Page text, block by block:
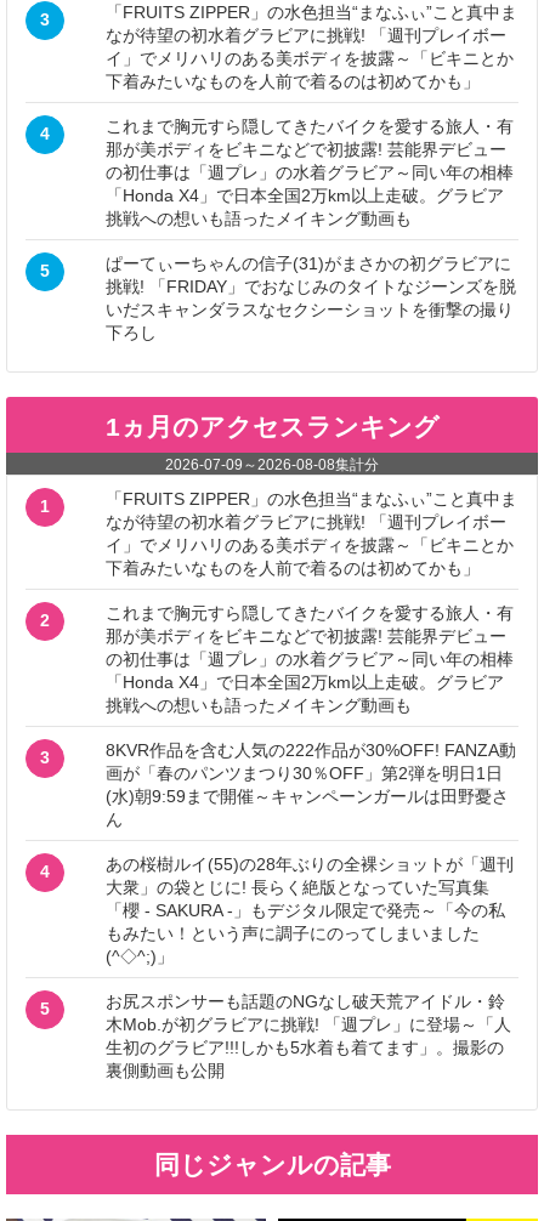
3
「FRUITS ZIPPER」の水色担当“まなふぃ”こと真中ま
なが待望の初水着グラビアに挑戦! 「週刊プレイボー
イ」でメリハリのある美ボディを披露～「ビキニとか
下着みたいなものを人前で着るのは初めてかも」
4
これまで胸元すら隠してきたバイクを愛する旅人・有
那が美ボディをビキニなどで初披露! 芸能界デビュー
の初仕事は「週プレ」の水着グラビア～同い年の相棒
「Honda X4」で日本全国2万km以上走破。グラビア
挑戦への想いも語ったメイキング動画も
5
ぱーてぃーちゃんの信子(31)がまさかの初グラビアに
挑戦! 「FRIDAY」でおなじみのタイトなジーンズを脱
いだスキャンダラスなセクシーショットを衝撃の撮り
下ろし
1ヵ月のアクセスランキング
2026-07-09 ～ 2026-08-08集計分
1
「FRUITS ZIPPER」の水色担当“まなふぃ”こと真中ま
なが待望の初水着グラビアに挑戦! 「週刊プレイボー
イ」でメリハリのある美ボディを披露～「ビキニとか
下着みたいなものを人前で着るのは初めてかも」
2
これまで胸元すら隠してきたバイクを愛する旅人・有
那が美ボディをビキニなどで初披露! 芸能界デビュー
の初仕事は「週プレ」の水着グラビア～同い年の相棒
「Honda X4」で日本全国2万km以上走破。グラビア
挑戦への想いも語ったメイキング動画も
3
8KVR作品を含む人気の222作品が30%OFF! FANZA動
画が「春のパンツまつり30％OFF」第2弾を明日1日
(水)朝9:59まで開催～キャンペーンガールは田野憂さ
ん
4
あの桜樹ルイ(55)の28年ぶりの全裸ショットが「週刊
大衆」の袋とじに! 長らく絶版となっていた写真集
「櫻 - SAKURA -」もデジタル限定で発売～「今の私
もみたい！という声に調子にのってしまいました
(^◇^;)」
5
お尻スポンサーも話題のNGなし破天荒アイドル・鈴
木Mob.が初グラビアに挑戦! 「週プレ」に登場～「人
生初のグラビア!!!しかも5水着も着てます」。撮影の
裏側動画も公開
同じジャンルの記事